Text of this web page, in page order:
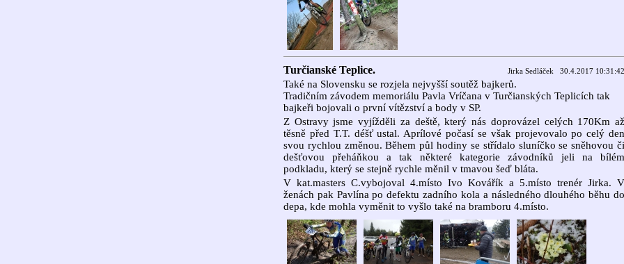
Turčianské Teplice. Jirka Sedláček 30.4.2017 10:31:42
Také na Slovensku se rozjela nejvyšší soutěž bajkerů.
Tradičním závodem memoriálu Pavla Vríčana v Turčianských Teplicích tak
bajkeři bojovali o první vítězství a body v SP.
Z Ostravy jsme vyjížděli za deště, který nás doprovázel celých 170Km až
těsně před T.T. déšť ustal. Aprílové počasí se však projevovalo po celý den
svou rychlou změnou. Během půl hodiny se střídalo sluníčko se sněhovou či
dešťovou přeháňkou a tak některé kategorie závodníků jeli na bílém
podkladu, který se stejně rychle měnil v tmavou šeď bláta.
V kat.masters C.vybojoval 4.místo Ivo Kovářík a 5.místo trenér Jirka. V
ženách pak Pavlína po defektu zadního kola a následného dlouhého běhu do
depa, kde mohla vyměnit to vyšlo také na bramboru 4.místo.